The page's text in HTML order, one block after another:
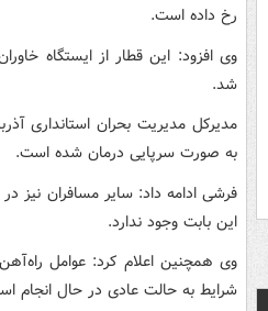
رخ داده است.
وی افزود: این قطار از ایستگاه
شد.
مدیرکل مدیریت بحران استانداری
به صورت سرپایی درمان شده است.
فرشی ادامه داد: سایر مسافران نیز
این بابت وجود ندارد.
وی همچنین اعلام کرد: عوامل
شرایط به حالت عادی در حال انجام